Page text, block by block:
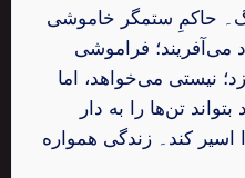
حاکمِ ستمگر خاموشی
می‌آفریند؛ فراموشی
نیستی می‌خواهد، اما
تن‌ها را به دار
اسیر کند۔ زندگی همواره